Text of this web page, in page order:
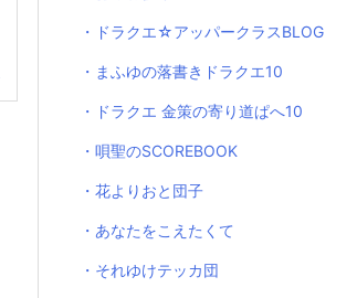
・ドラクエ☆アッパークラスBLOG
・まふゆの落書きドラクエ10
・ドラクエ 金策の寄り道ぱへ10
・唄聖のSCOREBOOK
・花よりおと団子
・あなたをこえたくて
・それゆけテッカ団